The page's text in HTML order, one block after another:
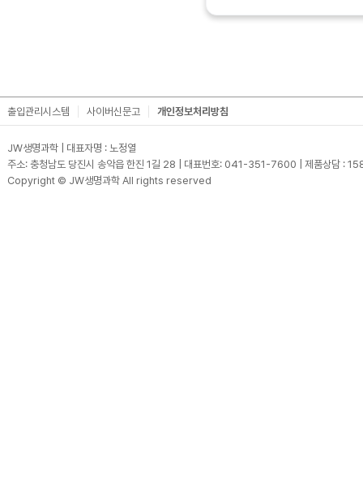
출입관리시스템 사이버신문고 개인정보처리방침
JW생명과학 | 대표자명 : 노정열
주소: 충청남도 당진시 송악읍 한진 1길 28 | 대표번호: 041-351-7600 | 제품상담 :
Copyright © JW생명과학 All rights reserved